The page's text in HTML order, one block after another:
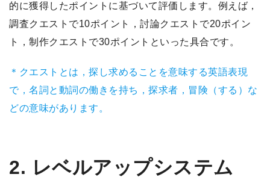
的に獲得したポイントに基づいて評価します。例えば，
調査クエストで10ポイント，討論クエストで20ポイン
ト，制作クエストで30ポイントといった具合です。
＊クエストとは，探し求めることを意味する英語表現
で，名詞と動詞の働きを持ち，探求者，冒険（する）な
どの意味があります。
2. レベルアップシステム